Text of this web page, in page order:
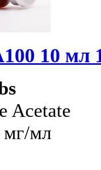
10 мл
Acetate
мг/мл